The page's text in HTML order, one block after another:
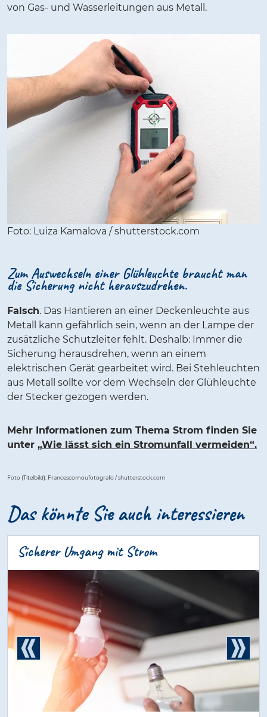
von Gas- und Wasserleitungen aus Metall.
Foto: Luiza Kamalova / shutterstock.com
Zum Auswechseln einer Glühleuchte braucht man
die Sicherung nicht herauszudrehen.
Falsch. Das Hantieren an einer Deckenleuchte aus
Metall kann gefährlich sein, wenn an der Lampe der
zusätzliche Schutzleiter fehlt. Deshalb: Immer die
Sicherung herausdrehen, wenn an einem
elektrischen Gerät gearbeitet wird. Bei Stehleuchten
aus Metall sollte vor dem Wechseln der Glühleuchte
der Stecker gezogen werden.
Mehr Informationen zum Thema Strom finden Sie
unter „Wie lässt sich ein Stromunfall vermeiden“.
Foto (Titelbild): Francescomoufotografo / shutterstock.com
Das könnte Sie auch interessieren
Sicherer Umgang mit Strom